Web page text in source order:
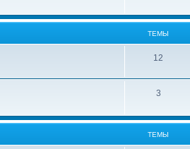
ТЕМЫ
12
3
ТЕМЫ